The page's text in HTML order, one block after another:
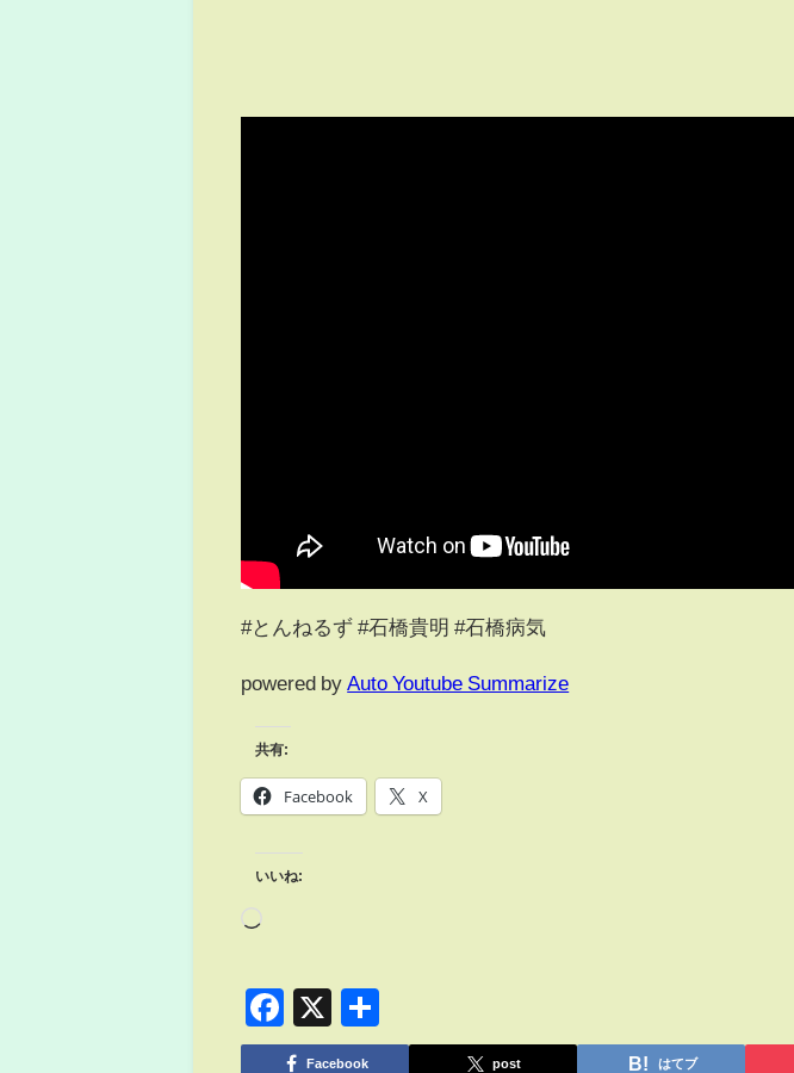
#とんねるず #石橋貴明 #石橋病気
powered by Auto Youtube Summarize
共有:
Facebook X
いいね:
Facebook
X
有
Facebook post はてブ